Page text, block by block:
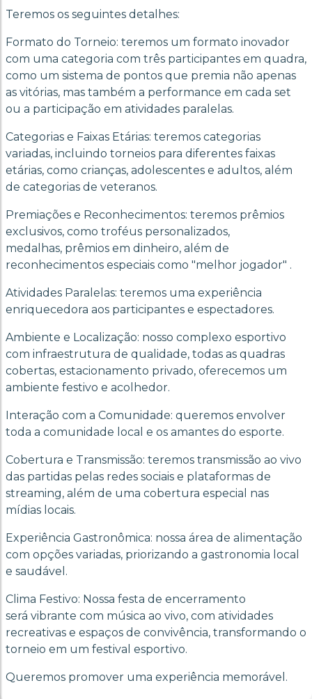
Teremos os seguintes detalhes:
Formato do Torneio: teremos um formato inovador
com uma categoria com três participantes em quadra,
como um sistema de pontos que premia não apenas
as vitórias, mas também a performance em cada set
ou a participação em atividades paralelas.
Categorias e Faixas Etárias: teremos categorias
variadas, incluindo torneios para diferentes faixas
etárias, como crianças, adolescentes e adultos, além
de categorias de veteranos.
Premiações e Reconhecimentos: teremos prêmios
exclusivos, como troféus personalizados,
medalhas, prêmios em dinheiro, além de
reconhecimentos especiais como "melhor jogador" .
Atividades Paralelas: teremos uma experiência
enriquecedora aos participantes e espectadores.
Ambiente e Localização: nosso complexo esportivo
com infraestrutura de qualidade, todas as quadras
cobertas, estacionamento privado, oferecemos um
ambiente festivo e acolhedor.
Interação com a Comunidade: queremos envolver
toda a comunidade local e os amantes do esporte.
Cobertura e Transmissão: teremos transmissão ao vivo
das partidas pelas redes sociais e plataformas de
streaming, além de uma cobertura especial nas
mídias locais.
Experiência Gastronômica: nossa área de alimentação
com opções variadas, priorizando a gastronomia local
e saudável.
Clima Festivo: Nossa festa de encerramento
será vibrante com música ao vivo, com atividades
recreativas e espaços de convivência, transformando o
torneio em um festival esportivo.
Queremos promover uma experiência memorável.